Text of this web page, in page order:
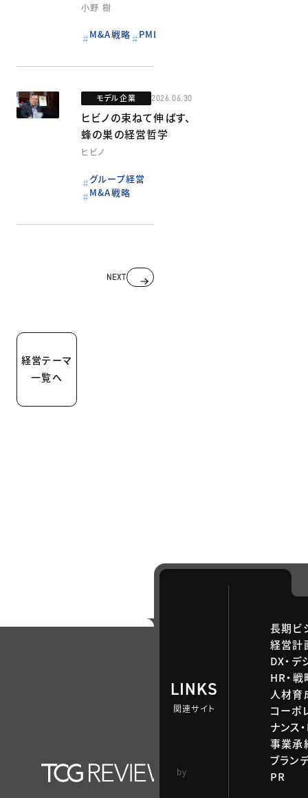
小野 樹
M&A戦略 PMI
モデル企業 2026.06.30
ヒビノの束ねて伸ばす、
蜂の巣の経営哲学
ヒビノ
グループ経営
M&A戦略
ゲ
ー
ン
NEXT
経営テーマ
一覧へ
LINKS
関連サイト
長期ビ
経営計
DX・デ
HR・
人材育
コーポ
ナンス
事業承
ブラン
PR
by